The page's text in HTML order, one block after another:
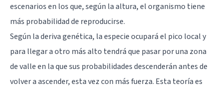
escenarios en los que, según la altura, el organismo tiene
más probabilidad de reproducirse.
Según la deriva genética, la especie ocupará el pico local y
para llegar a otro más alto tendrá que pasar por una zona
de valle en la que sus probabilidades descenderán antes de
volver a ascender, esta vez con más fuerza. Esta teoría es